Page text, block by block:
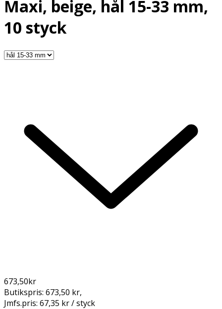
Maxi, beige, hål 15-33 mm,
10 styck
673,50kr
Butikspris: 673,50 kr,
Jmfs.pris: 67,35 kr / styck